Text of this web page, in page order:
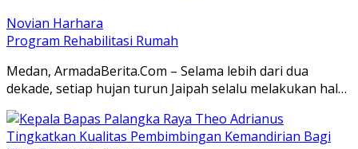
Novian Harhara
Program Rehabilitasi Rumah
Medan, ArmadaBerita.Com – Selama lebih dari dua
dekade, setiap hujan turun Jaipah selalu melakukan hal…